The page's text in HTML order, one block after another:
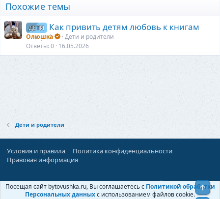
Похожие темы
ДЕТИ Как привить детям любовь к книгам
Олюшка
Дети и родители
Ответы 0 16.05.2026
Дети и родители
Условия и правила
Политика конфиденциальности
Правовая информация
При поддержке:«Территория Дискуссий»
© Бытовушка, 2025-2026
Посещая сайт bytovushka.ru, Вы соглашаетесь с Политикой обработки
Персональных данныхс использованием файлов cookie.
Верх